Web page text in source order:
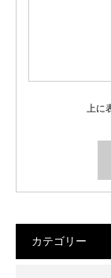
上に
カテゴリー